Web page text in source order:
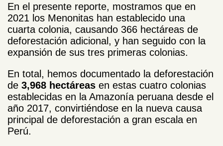
En el presente reporte, mostramos que en
2021 los Menonitas han establecido una
cuarta colonia, causando 366 hectáreas de
deforestación adicional, y han seguido con la
expansión de sus tres primeras colonias.
En total, hemos documentado la deforestación
de 3,968 hectáreas en estas cuatro colonias
establecidas en la Amazonía peruana desde el
año 2017, convirtiéndose en la nueva causa
principal de deforestación a gran escala en
Perú.